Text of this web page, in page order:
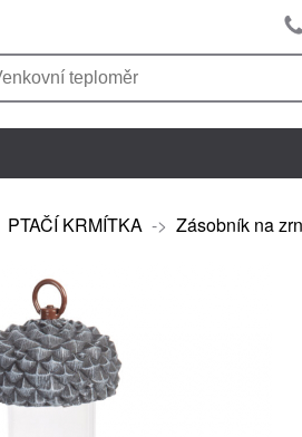
PTAČÍ KRMÍTKA -> Zásobník na